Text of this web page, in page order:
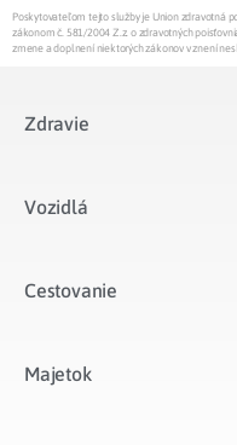
Poskytovateľom tejto služby je Union zdravotná
zákonom č. 581/2004 Z.z. o zdravotných
zmene a doplnení niektorých zákonov v znení
Zdravie
Vozidlá​
Cestovanie
Majetok​